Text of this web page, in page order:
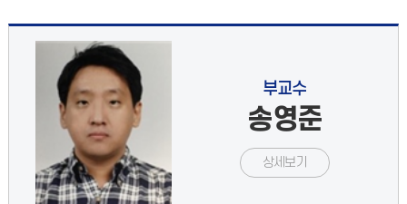
부교수
송영준
상세보기